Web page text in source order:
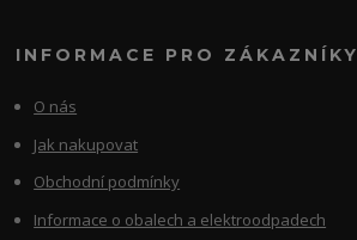
INFORMACE PRO ZÁKAZNÍKY
O nás
Jak nakupovat
Obchodní podmínky
Informace o obalech a elektroodpadech